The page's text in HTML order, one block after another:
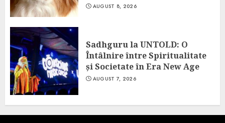
AUGUST 8, 2026
Sadhguru la UNTOLD: O
Întâlnire între Spiritualitate
și Societate în Era New Age
AUGUST 7, 2026